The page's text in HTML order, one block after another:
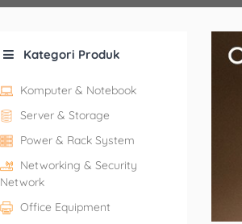
Kategori Produk
Komputer & Notebook
Server & Storage
Power & Rack System
Networking & Security
Network
Office Equipment